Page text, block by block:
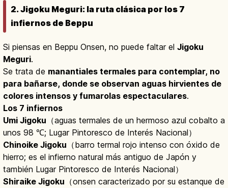
2. Jigoku Meguri: la ruta clásica por los 7
infiernos de Beppu
Si piensas en Beppu Onsen, no puede faltar el Jigoku
Meguri.
Se trata de manantiales termales para contemplar, no
para bañarse, donde se observan aguas hirvientes de
colores intensos y fumarolas espectaculares.
Los 7 infiernos
Umi Jigoku （aguas termales de un hermoso azul cobalto a
unos 98 ℃; Lugar Pintoresco de Interés Nacional）
Chinoike Jigoku （barro termal rojo intenso con óxido de
hierro; es el infierno natural más antiguo de Japón y
también Lugar Pintoresco de Interés Nacional）
Shiraike Jigoku （onsen caracterizado por su estanque de